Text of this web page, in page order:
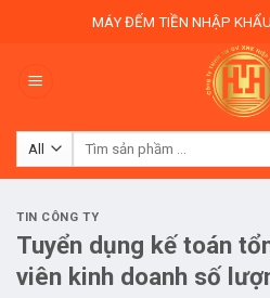
MÁY ĐẾM TIỀN NHẬP
Tìm
TIN CÔNG TY
Tuyển dụng kế toán
viên kinh doanh số